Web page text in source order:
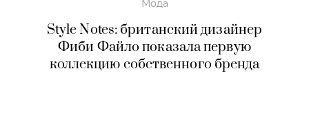
Мода
Style Notes: британский дизайнер
Фиби Файло показала первую
коллекцию собственного бренда